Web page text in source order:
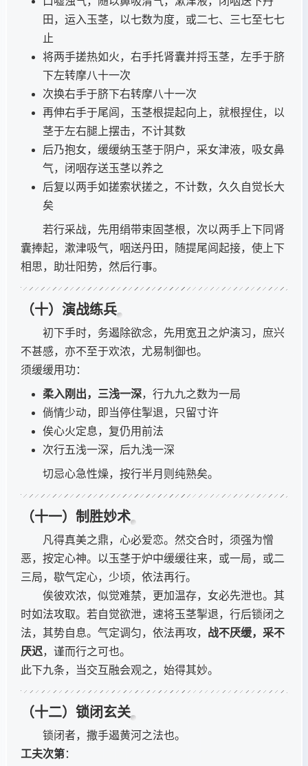
田，运入玉茎，以七数为度，或二七、三七至七七
止
将两手搓热如火，右手托肾囊并捋玉茎，左手于脐
下左转摩八十一次
次换右手于脐下右转摩八十一次
再伸右手于尾闾，玉茎根提起向上，就根捏住，以
茎于左右腿上摆击，不计其数
后乃抱女，缓缓纳玉茎于阴户，采女津液，吸女鼻
气，闭咽存送玉茎以养之
后复以两手如搓索状搓之，不计数，久久自觉长大
矣
若行采战，先用绢带束固茎根，次以两手上下同肾
囊捧起，漱津吸气，咽送丹田，随提尾闾起接，使上下
相思，助壮阳势，然后行事。
（十）演战练兵
初下手时，务遏除欲念，先用宽丑之炉演习，庶兴
不甚感，亦不至于欢浓，尤易制御也。
须缓缓用功：
柔入刚出，三浅一深，行九九之数为一局
倘情少动，即当停住掣退，只留寸许
俟心火定息，复仍用前法
次行五浅一深，后九浅一深
切忌心急性燥，按行半月则纯熟矣。
（十一）制胜妙术
凡得真美之鼎，心必爱恋。然交合时，须强为憎
恶，按定心神。以玉茎于炉中缓缓往来，或一局，或二
三局，歇气定心，少顷，依法再行。
俟彼欢浓，似觉难禁，更加温存，女必先泄也。其
时如法攻取。若自觉欲泄，速将玉茎掣退，行后锁闭之
法，其势自息。气定调匀，依法再攻， 战不厌缓，采不
厌迟，谨而行之可也。
此下九条，当交互融会观之，始得其妙。
（十二）锁闭玄关
锁闭者，撒手遏黄河之法也。
工夫次第：